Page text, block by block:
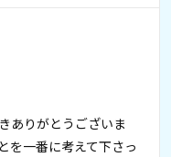
ありがとうございま
を一番に考えて下さっ